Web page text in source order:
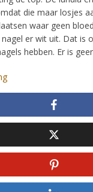
die maar losjes
waar geen
er wit uit. Dat is
hebben. Er is